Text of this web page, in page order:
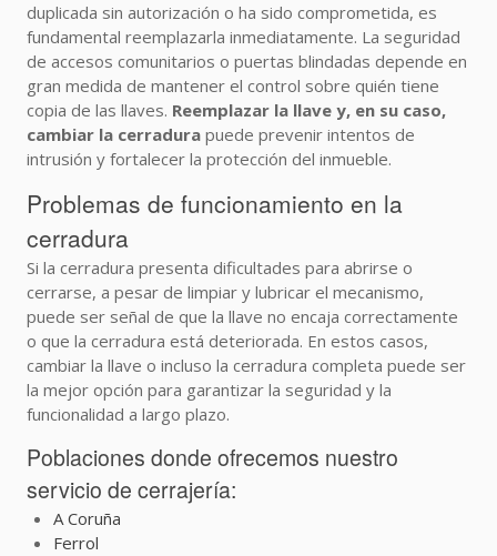
duplicada sin autorización o ha sido comprometida, es
fundamental reemplazarla inmediatamente. La seguridad
de accesos comunitarios o puertas blindadas depende en
gran medida de mantener el control sobre quién tiene
copia de las llaves. Reemplazar la llave y, en su caso,
cambiar la cerradura puede prevenir intentos de
intrusión y fortalecer la protección del inmueble.
Problemas de funcionamiento en la
cerradura
Si la cerradura presenta dificultades para abrirse o
cerrarse, a pesar de limpiar y lubricar el mecanismo,
puede ser señal de que la llave no encaja correctamente
o que la cerradura está deteriorada. En estos casos,
cambiar la llave o incluso la cerradura completa puede ser
la mejor opción para garantizar la seguridad y la
funcionalidad a largo plazo.
Poblaciones donde ofrecemos nuestro
servicio de cerrajería:
A Coruña
Ferrol